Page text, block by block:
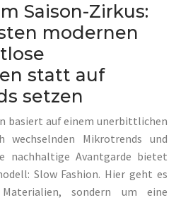
Saison-Zirkus:
modernen
statt auf
setzen
basiert auf einem unerbittlichen
wechselnden Mikrotrends und
nachhaltige Avantgarde bietet
Slow Fashion. Hier geht es
sondern um eine